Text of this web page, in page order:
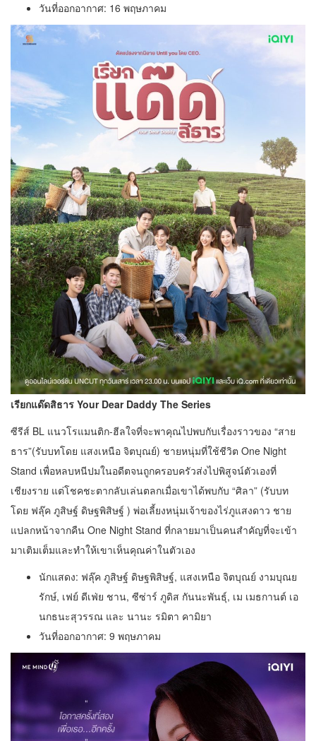
วันที่ออกอากาศ: 16 พฤษภาคม
เรียกแด๊ดสิธาร Your Dear Daddy The Series
ซีรีส์ BL แนวโรแมนติก-ฮีลใจที่จะพาคุณไปพบกับเรื่องราวของ “สาย
ธาร”(รับบทโดย แสงเหนือ จิตบุณย์) ชายหนุ่มที่ใช้ชีวิต One Night
Stand เพื่อหลบหนีปมในอดีตจนถูกครอบครัวส่งไปพิสูจน์ตัวเองที่
เชียงราย แต่โชคชะตากลับเล่นตลกเมื่อเขาได้พบกับ “ศิลา” (รับบท
โดย ฟลุ๊ค ภูสิษฐ์ ดิษฐพิสิษฐ์ ) พ่อเลี้ยงหนุ่มเจ้าของไร่ภูแสงดาว ชาย
แปลกหน้าจากคืน One Night Stand ที่กลายมาเป็นคนสำคัญที่จะเข้า
มาเติมเต็มและทำให้เขาเห็นคุณค่าในตัวเอง
นักแสดง: ฟลุ๊ค ภูสิษฐ์ ดิษฐพิสิษฐ์, แสงเหนือ จิตบุณย์ งามบุณย
รักษ์, เฟย์ ดีเฟ่ย ชาน, ซีซ่าร์ ภูดิส กันนะพันธุ์, เม เมธกานต์ เอ
นกธนะสุวรรณ และ นานะ รมิตา คามิยา
วันที่ออกอากาศ: 9 พฤษภาคม